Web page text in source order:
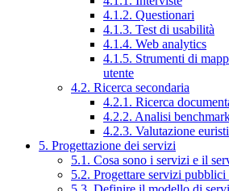
4.1.2. Questionari
4.1.3. Test di usabilità
4.1.4. Web analytics
4.1.5. Strumenti di
utente
4.2. Ricerca secondaria
4.2.1. Ricerca
4.2.2. Analisi
4.2.3. Valutazione
5. Progettazione dei servizi
5.1. Cosa sono i servizi e il
5.2. Progettare servizi